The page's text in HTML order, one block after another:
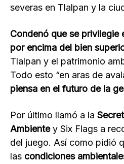
severas en Tlalpan y la
Condenó que se privilegie
por encima del bien
Tlalpan y el patrimonio
Todo esto “en aras de
piensa en el futuro de la
Por último llamó a la
Ambientey Six Flags a
del juego. Así como pidió
las condiciones